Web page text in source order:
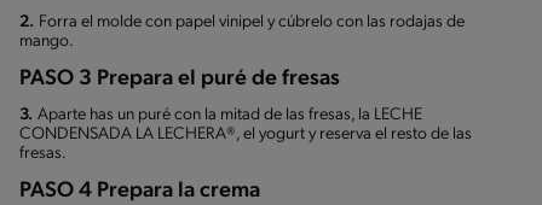
2. Forra el molde con papel vinipel y cúbrelo con las rodajas de
mango.
PASO 3 Prepara el puré de fresas
3. Aparte has un puré con la mitad de las fresas, la LECHE
CONDENSADA LA LECHERA®, el yogurt y reserva el resto de las
fresas.
PASO 4 Prepara la crema